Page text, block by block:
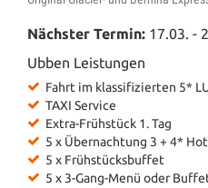
Nächster Termin: 17.03. -
Ubben Leistungen
Fahrt im klassifizierten 5*
TAXI Service
Extra-Frühstück 1. Tag
5 x Übernachtung 3 + 4*
5 x Frühstücksbuffet
5 x 3-Gang-Menü oder